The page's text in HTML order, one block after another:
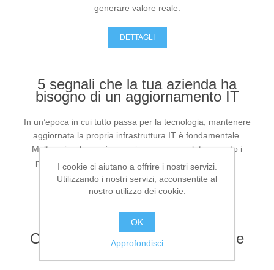
PC, Notebook e Accessori
Realizzazione Software
generare valore reale.
DETTAGLI
5 segnali che la tua azienda ha
bisogno di un aggiornamento IT
In un’epoca in cui tutto passa per la tecnologia, mantenere
aggiornata la propria infrastruttura IT è fondamentale.
Molte aziende, però, non si accorgono subito quando i
propri sistemi diventano un ostacolo alla produttività.
DETTAGLI
Come scegliere tra rete cablata e
WiFi per la tua azienda
I cookie ci aiutano a offrire i nostri servizi.
Utilizzando i nostri servizi, acconsentite al
nostro utilizzo dei cookie.
OK
Approfondisci